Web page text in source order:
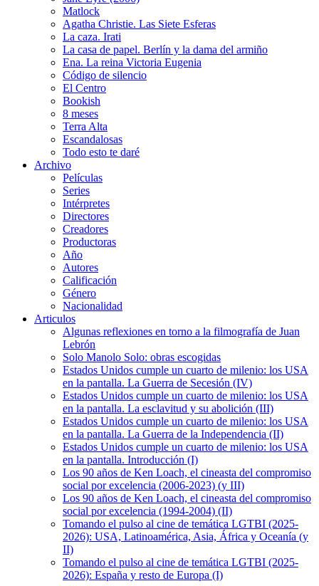
Matlock
Agatha Christie. Las Siete Esferas
La caza. Irati
La casa de papel. Berlín y la dama del armiño
Ena. La reina Victoria Eugenia
Código de silencio
El Centro
Bookish
8 meses
Terra Alta
Escandalosas
Todo esto te daré
Archivo
Películas
Series
Intérpretes
Directores
Creadores
Productoras
Año
Autores
Calificación
Género
Nacionalidad
Articulos
Algunas reflexiones en torno a la filmografía de Juan
Lebrón
Solo Manolo Solo: obras escogidas
Estados Unidos cumple un cuarto de milenio: los USA
en la pantalla. La Guerra de Secesión (IV)
Estados Unidos cumple un cuarto de milenio: los USA
en la pantalla. La esclavitud y su abolición (III)
Estados Unidos cumple un cuarto de milenio: los USA
en la pantalla. La Guerra de la Independencia (II)
Estados Unidos cumple un cuarto de milenio: los USA
en la pantalla. Introducción (I)
Los 90 años de Ken Loach, el cineasta del compromiso
social por excelencia (2006-2023) (y III)
Los 90 años de Ken Loach, el cineasta del compromiso
social por excelencia (1994-2004) (II)
Tomando el pulso al cine de temática LGTBI (2025-
2026): USA, Latinoamérica, Asia, África y Oceanía (y
II)
Tomando el pulso al cine de temática LGTBI (2025-
2026): España y resto de Europa (I)